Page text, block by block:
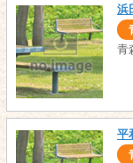
浜
青
平